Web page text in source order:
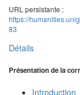
URL persistante :
https://
83
Détails
Présentation de la
Introduction